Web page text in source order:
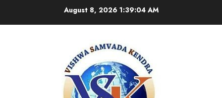
August 8, 2026 1:39:05 AM